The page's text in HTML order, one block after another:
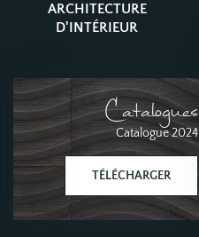
ARCHITECTURE
D'INTÉRIEUR
Catalogues
Catalogue 2024
TÉLÉCHARGER